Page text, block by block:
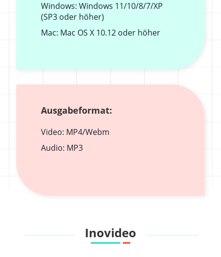
Windows: Windows 11/10/8/7/XP
(SP3 oder höher)
Mac: Mac OS X 10.12 oder höher
Ausgabeformat:
Video: MP4/Webm
Audio: MP3
Inovideo